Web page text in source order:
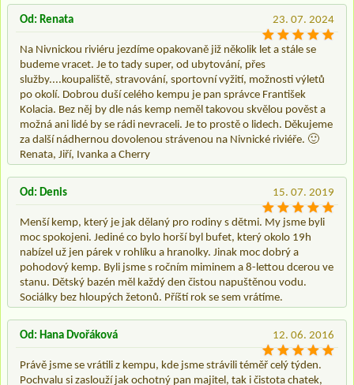
23. 07. 2024
Od: Renata
Na Nivnickou riviéru jezdíme opakovaně již několik let a stále se
budeme vracet. Je to tady super, od ubytování, přes
služby....koupaliště, stravování, sportovní vyžití, možnosti výletů
po okolí. Dobrou duší celého kempu je pan správce František
Kolacia. Bez něj by dle nás kemp neměl takovou skvělou pověst a
možná ani lidé by se rádi nevraceli. Je to prostě o lidech. Děkujeme
za další nádhernou dovolenou strávenou na Nivnické riviéře. 🙂
Renata, Jiří, Ivanka a Cherry
15. 07. 2019
Od: Denis
Menší kemp, který je jak dělaný pro rodiny s dětmi. My jsme byli
moc spokojeni. Jediné co bylo horší byl bufet, který okolo 19h
nabízel už jen párek v rohlíku a hranolky. Jinak moc dobrý a
pohodový kemp. Byli jsme s ročním miminem a 8-lettou dcerou ve
stanu. Dětský bazén měl každý den čistou napuštěnou vodu.
Sociálky bez hloupých žetonů. Příští rok se sem vrátíme.
12. 06. 2016
Od: Hana Dvořáková
Právě jsme se vrátili z kempu, kde jsme strávili téměř celý týden.
Pochvalu si zaslouží jak ochotný pan majitel, tak i čistota chatek,